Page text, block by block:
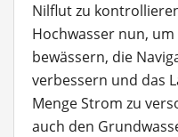
Nilflut zu
Hochwasser nun,
bewässern, die
verbessern und das
Menge Strom zu
auch den